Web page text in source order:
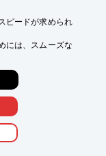
ピードが求められ
には、スムーズな
し、作業効率の向